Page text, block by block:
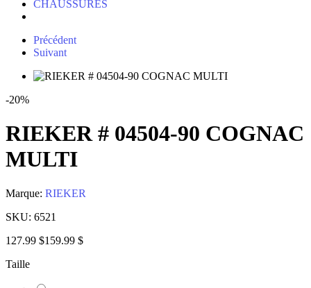
CHAUSSURES
Précédent
Suivant
-20%
RIEKER # 04504-90 COGNAC
MULTI
Marque: RIEKER
SKU: 6521
127.99 $159.99 $
Taille